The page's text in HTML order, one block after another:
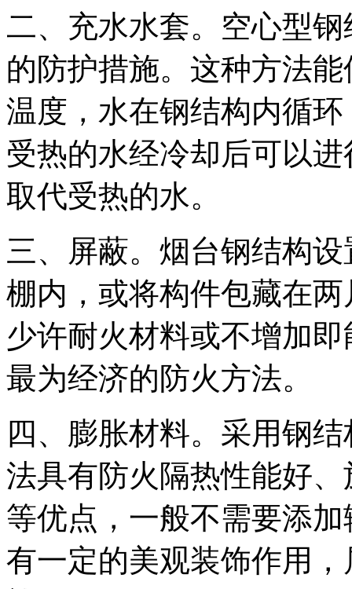
二、充水水套。空心型
的防护措施。这种方法
温度，水在钢结构内循
受热的水经冷却后可以
取代受热的水。
三、屏蔽。烟台钢结构
棚内，或将构件包藏在
少许耐火材料或不增加
最为经济的防火方法。
四、膨胀材料。采用钢
法具有防火隔热性能好
等优点，一般不需要添
有一定的美观装饰作用